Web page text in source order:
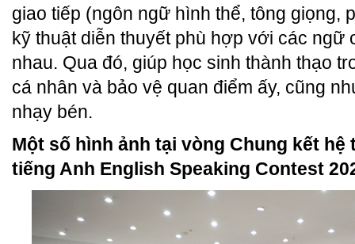
giao tiếp (ngôn ngữ hình thể, tông giọng,
kỹ thuật diễn thuyết phù hợp với các ngữ
nhau. Qua đó, giúp học sinh thành thạo
cá nhân và bảo vệ quan điểm ấy, cũng
nhạy bén.
Một số hình ảnh tại vòng Chung kết
tiếng Anh English Speaking Contest